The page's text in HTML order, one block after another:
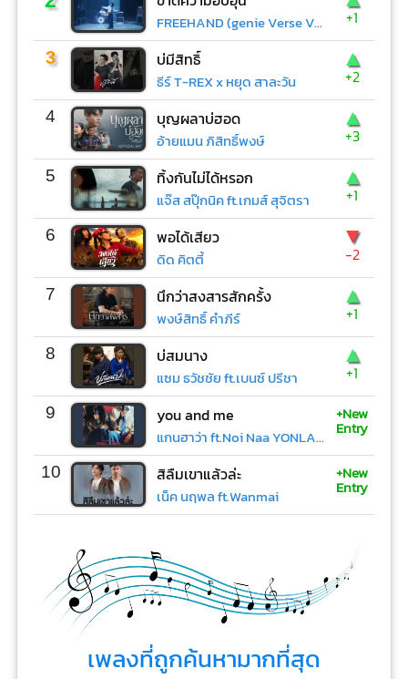
FREEHAND (genie Verse Vol.1) +1
3 บ่มีสิทธิ์
ธีร์ T-REX x หยุด สาละวัน
▲
+2
4 บุญผลาบ่ฮอด
อ้ายแมน ภิสิทธิ์พงษ์
▲
+3
5 ทิ้งกันไม่ได้หรอก
แจ๊ส สปุ๊กนิค ft.เกมส์ สุจิตรา
▲
+1
6 พอได้เสียว
ดิด คิตตี้
▼
-2
7 นึกว่าสงสารสักครั้ง
พงษ์สิทธิ์ คำภีร์
▲
+1
8 บ่สมนาง
แซม ธวัชชัย ft.เบนซ์ ปรีชา
▲
+1
9 you and me
แกนฮาว่า ft.Noi Naa YONLAPA
+New
Entry
10 สิลืมเขาแล้วล่ะ
เน็ค นฤพล ft.Wanmai
+New
Entry
เพลงที่ถูกค้นหามากที่สุด